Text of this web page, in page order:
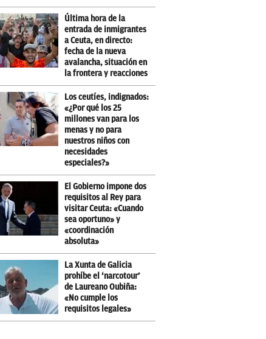
Última hora de la
entrada de inmigrantes
a Ceuta, en directo:
fecha de la nueva
avalancha, situación en
la frontera y reacciones
Los ceutíes, indignados:
«¿Por qué los 25
millones van para los
menas y no para
nuestros niños con
necesidades
especiales?»
El Gobierno impone dos
requisitos al Rey para
visitar Ceuta: «Cuando
sea oportuno» y
«coordinación
absoluta»
La Xunta de Galicia
prohíbe el ‘narcotour’
de Laureano Oubiña:
«No cumple los
requisitos legales»